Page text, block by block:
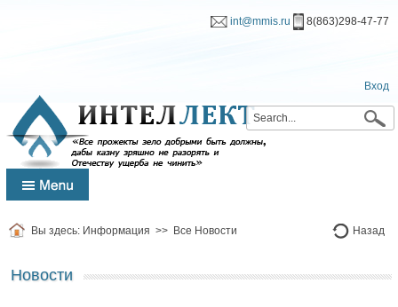
int@mmis.ru 8(863)298-47-77
Вход
Вы здесь: Информация >> Все Новости Назад
Новости